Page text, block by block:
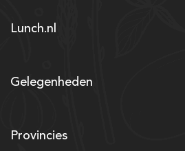
Lunch.nl
Gelegenheden
Provincies